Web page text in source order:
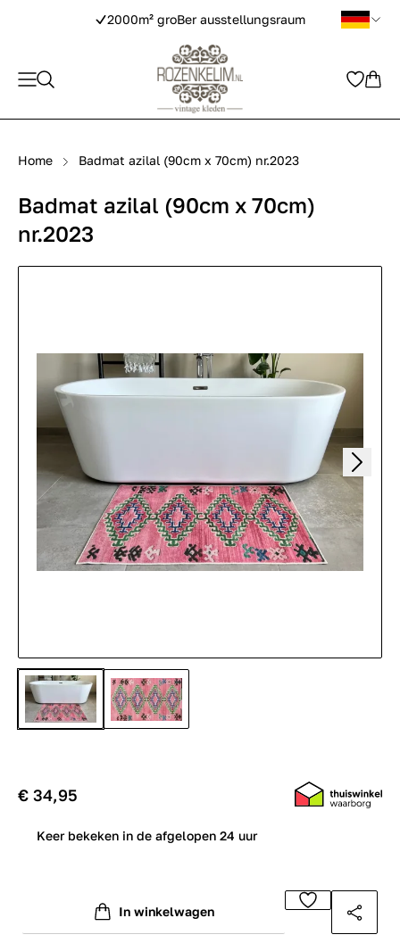
2000m² groBer ausstellungsraum
Home Badmat azilal (90cm x 70cm) nr.2023
Badmat azilal (90cm x 70cm)
nr.2023
€ 34,95
Keer bekeken in de afgelopen 24 uur
In winkelwagen